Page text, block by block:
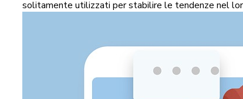
solitamente utilizzati per stabilire le tendenze nel